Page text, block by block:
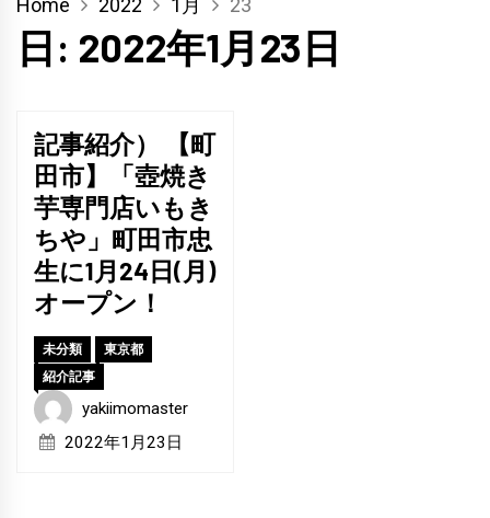
日: 2022年1月23日
記事紹介） 【町
田市】「壺焼き
芋専門店いもき
ちや」町田市忠
生に1月24日(月)
オープン！
未分類
東京都
紹介記事
yakiimomaster
2022年1月23日